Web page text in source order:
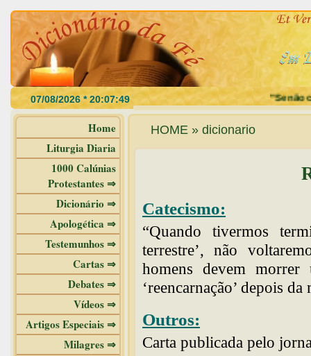
"Se não
Home
Liturgia Diaria
1000 Calúnias
Protestantes ⇒
Dicionário ⇒
Apologética ⇒
Testemunhos ⇒
Cartas ⇒
Debates ⇒
Vídeos ⇒
Artigos Especiais ⇒
Milagres ⇒
HOME » dicionario
Catecismo:
“Quando tivermos
terrestre’, não
homens devem
‘reencarnação’ depois
Outros:
Carta publicada pelo